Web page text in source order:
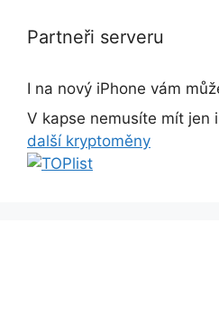
Partneři serveru
I na nový iPhone vám
V kapse nemusíte mít jen
další kryptoměny